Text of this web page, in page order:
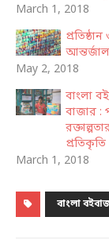
March 1, 2018
আন্তর্জাল
May 2, 2018
বাংলা
বাজার :
প্রতিকৃতি
March 1, 2018
বাংলা